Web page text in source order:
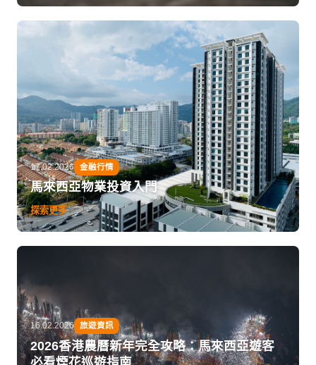
17.02.2026 金融行情
馬來西亞物業投資入門
探索更多
16.02.2026 旅遊資訊
2026香港農曆新年完全攻略：馬來西亞遊客
必看煙花巡遊指南